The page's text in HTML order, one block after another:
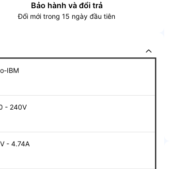
Bảo hành và đổi trả
Đổi mới trong 15 ngày đầu tiên
IBM
- 240V
- 4.74A